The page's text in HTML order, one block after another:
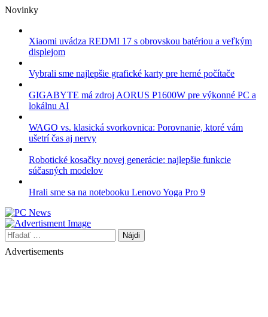
Skip
content
Novinky
Xiaomi uvádza REDMI 17 s obrovskou batériou a veľkým
displejom
Vybrali sme najlepšie grafické karty pre herné počítače
GIGABYTE má zdroj AORUS P1600W pre výkonné PC a
lokálnu AI
WAGO vs. klasická svorkovnica: Porovnanie, ktoré vám
ušetrí čas aj nervy
Robotické kosačky novej generácie: najlepšie funkcie
súčasných modelov
Hrali sme sa na notebooku Lenovo Yoga Pro 9
Hľadať:
Advertisements